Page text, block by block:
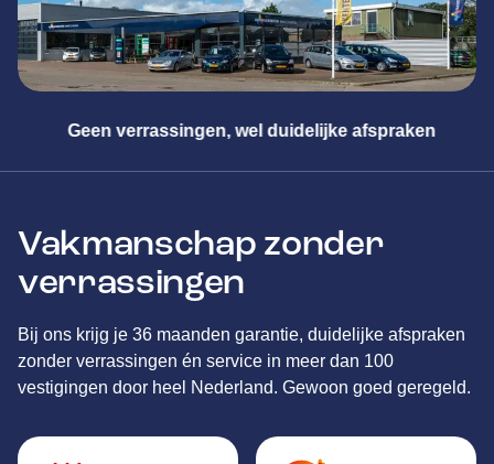
Meester in alle merken
Vakmanschap zonder
verrassingen
Bij ons krijg je 36 maanden garantie, duidelijke afspraken
zonder verrassingen én service in meer dan 100
vestigingen door heel Nederland. Gewoon goed geregeld.